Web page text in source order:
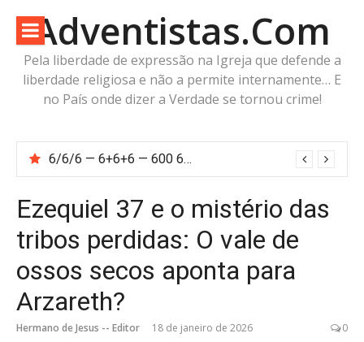
para
conteúdo
Adventistas.Com
Pela liberdade de expressão na Igreja que defende a
liberdade religiosa e não a permite internamente… E
no País onde dizer a Verdade se tornou crime!
FIM DO MITO ADVENTISTA DE ÓRION — Não Olhemos para o Caçador: Olhemos para o Cordeiro
Ezequiel 37 e o mistério das
tribos perdidas: O vale de
ossos secos aponta para
Arzareth?
Hermano de Jesus -- Editor 18 de janeiro de 2026 0